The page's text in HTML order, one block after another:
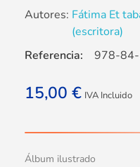
Autores: Fátima Et
(escritora)
15,00 € IVA Incluido
Álbum ilustrado
Referencia: 978-